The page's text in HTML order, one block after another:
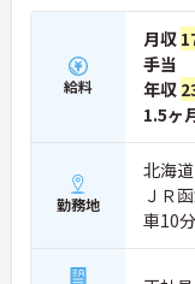
給料
月収
手当
年収
1.5ヶ
勤務地
北海
ＪＲ
車10分